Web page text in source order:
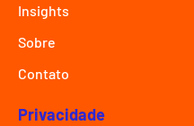
Insights
Sobre
Contato
Privacidade